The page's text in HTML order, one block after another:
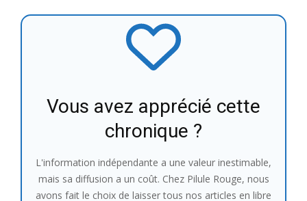
Vous avez apprécié cette
chronique ?
L'information indépendante a une valeur inestimable,
mais sa diffusion a un coût. Chez Pilule Rouge, nous
avons fait le choix de laisser tous nos articles en libre